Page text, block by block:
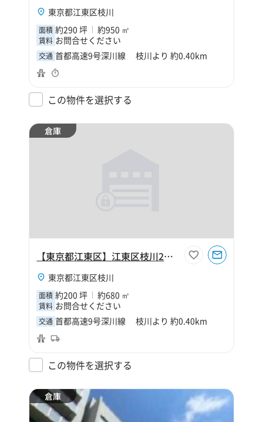
東京都江東区枝川
面積 約290 坪 約950 ㎡
賃料 お問合せください
交通 首都高速9号深川線 枝川より 約0.40km
この物件を選択する
倉庫
【東京都江東区】江東区枝川2丁目200坪倉庫
東京都江東区枝川
面積 約200 坪 約680 ㎡
賃料 お問合せください
交通 首都高速9号深川線 枝川より 約0.40km
この物件を選択する
倉庫